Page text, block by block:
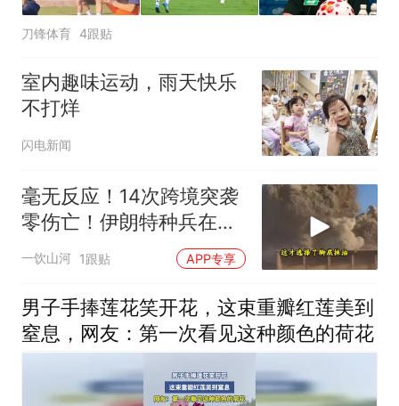
刀锋体育 4跟贴
室内趣味运动，雨天快乐
不打烊
闪电新闻
毫无反应！14次跨境突袭
零伤亡！伊朗特种兵在美
军眼皮底下抓人，美情报
网成了摆设
一饮山河 1跟贴 APP专享
男子手捧莲花笑开花，这束重瓣红莲美到
窒息，网友：第一次看见这种颜色的荷花